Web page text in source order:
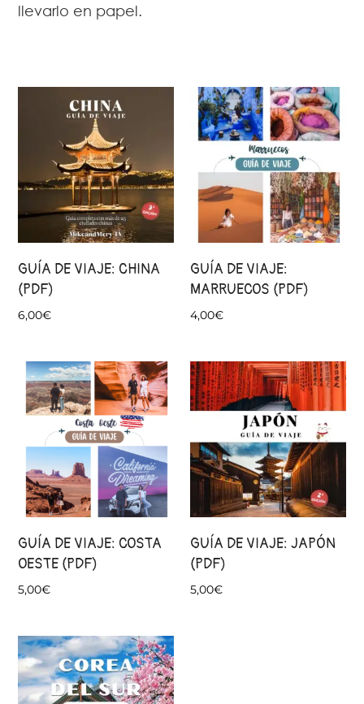
llevarlo en papel.
GUÍA DE VIAJE: CHINA
(PDF)
6,00€
GUÍA DE VIAJE:
MARRUECOS (PDF)
4,00€
GUÍA DE VIAJE: COSTA
OESTE (PDF)
5,00€
GUÍA DE VIAJE: JAPÓN
(PDF)
5,00€